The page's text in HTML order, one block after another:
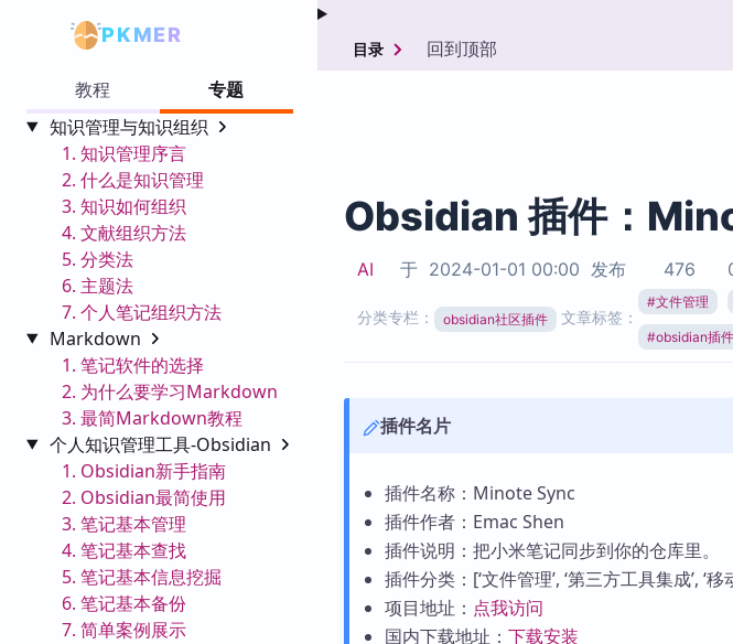
PKMER
教程
专题
知识管理与知识组织
1. 知识管理序言
2. 什么是知识管理
3. 知识如何组织
4. 文献组织方法
5. 分类法
6. 主题法
7. 个人笔记组织方法
Markdown
1. 笔记软件的选择
2. 为什么要学习Markdown
3. 最简Markdown教程
个人知识管理工具-Obsidian
1. Obsidian新手指南
2. Obsidian最简使用
3. 笔记基本管理
4. 笔记基本查找
5. 笔记基本信息挖掘
6. 笔记基本备份
7. 简单案例展示
目录 回到顶部
Obsidian 插件：
AI 于 2024-01-01 00:00 发布 476
分类专栏： obsidian社区插件 文章标签：
#文件管理
#obsidian插件
插件名片
插件名称：Minote Sync
插件作者：Emac Shen
插件说明：把小米笔记同步到你的仓库里。
插件分类：[‘文件管理’, ‘第三方工具集成’, ‘
项目地址： 点我访问
国内下载地址： 下载安装